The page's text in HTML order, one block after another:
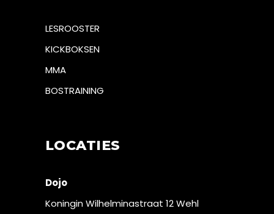
LESROOSTER
KICKBOKSEN
MMA
BOSTRAINING
LOCATIES
Dojo
Koningin Wilhelminastraat 12 Wehl